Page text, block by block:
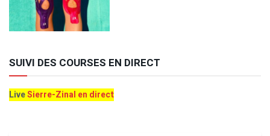
SUIVI DES COURSES EN DIRECT
LiveSierre-Zinal en direct